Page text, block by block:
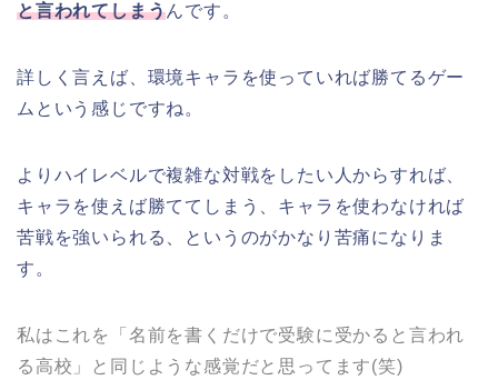
と言われてしまうんです。
詳しく言えば、環境キャラを使っていれば勝てるゲー
ムという感じですね。
よりハイレベルで複雑な対戦をしたい人からすれば、
キャラを使えば勝ててしまう、キャラを使わなければ
苦戦を強いられる、というのがかなり苦痛になりま
す。
私はこれを「名前を書くだけで受験に受かると言われ
る高校」と同じような感覚だと思ってます(笑)